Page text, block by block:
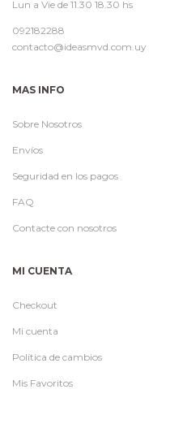
Lun a Vie de 11.30 18.30 hs
092182288
contacto@ideasmvd.com.uy
MAS INFO
Sobre Nosotros
Envíos
Seguridad en los pagos
FAQ
Contacte con nosotros
MI CUENTA
Checkout
Mi cuenta
Política de cambios
Mis Favoritos